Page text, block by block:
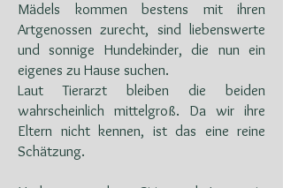
Mädels kommen bestens mit ihren
Artgenossen zurecht, sind liebenswerte
und sonnige Hundekinder, die nun ein
eigenes zu Hause suchen.
Laut Tierarzt bleiben die beiden
wahrscheinlich mittelgroß. Da wir ihre
Eltern nicht kennen, ist das eine reine
Schätzung.